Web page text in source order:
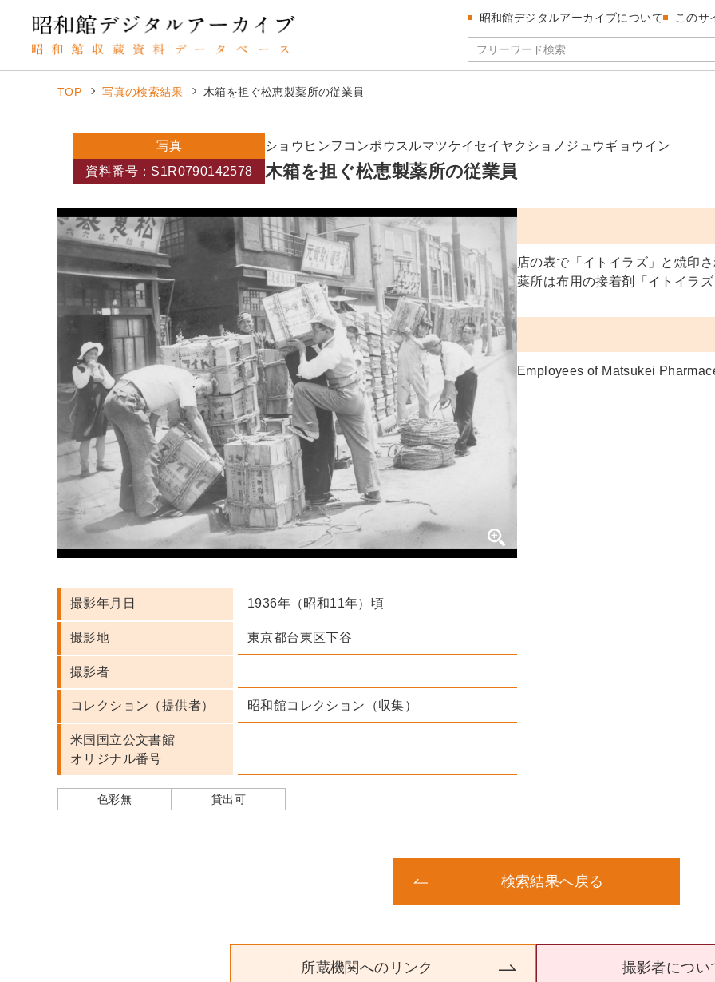
昭和館デジタルアーカイブについて このサ
TOP 写真の検索結果 木箱を担ぐ松恵製薬所の従業員
写真
ショウヒンヲコンポウスルマツケイセイヤクショノジュウギョウイン
資料番号：S1R0790142578
木箱を担ぐ松恵製薬所の従業員
撮影年月日 1936年（昭和11年）頃
撮影地 東京都台東区下谷
撮影者
コレクション（提供者） 昭和館コレクション（収集）
米国国立公文書館
オリジナル番号
色彩無 貸出可
店の表で「イトイラズ」と焼印
薬所は布用の接着剤「イトイラ
Employees of Matsukei
検索結果へ戻る
所蔵機関へのリンク 撮影者につい